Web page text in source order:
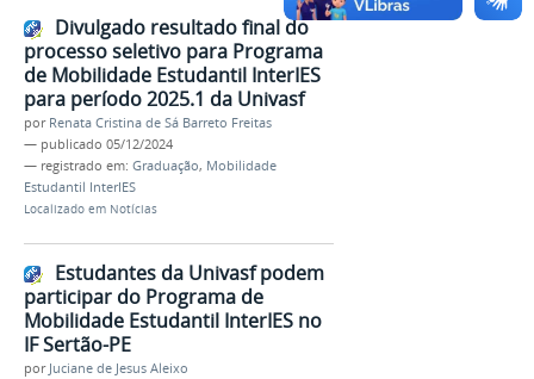
Divulgado resultado final do
processo seletivo para Programa
de Mobilidade Estudantil InterIES
para período 2025.1 da Univasf
por Renata Cristina de Sá Barreto Freitas
— publicado 05/12/2024
— registrado em: Graduação, Mobilidade
Estudantil InterIES
Localizado em Notícias
Estudantes da Univasf podem
participar do Programa de
Mobilidade Estudantil InterIES no
IF Sertão-PE
por Juciane de Jesus Aleixo